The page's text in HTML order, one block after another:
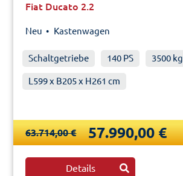
Fiat Ducato 2.2
Neu • Kastenwagen
Schaltgetriebe 140 PS 3500 kg
L599 x B205 x H261 cm
63.714,00 € 57.990,00 €
Details